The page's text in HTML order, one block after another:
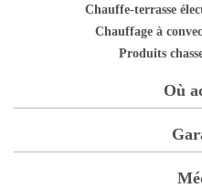
Chauffe-terrasse
Chauffage à
Produits
Où